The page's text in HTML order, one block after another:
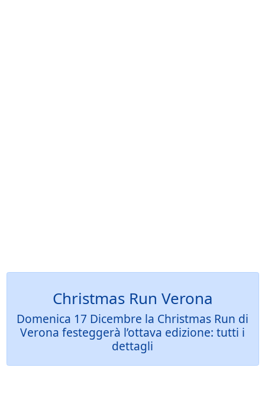
Christmas Run Verona
Domenica 17 Dicembre la Christmas Run di
Verona festeggerà l’ottava edizione: tutti i
dettagli